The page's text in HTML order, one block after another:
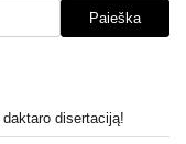
Paieška
disertaciją!